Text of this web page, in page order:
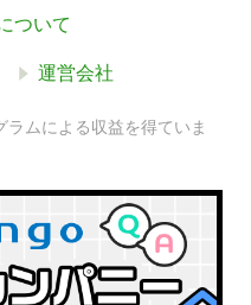
ついて
運営会社
ムによる収益を得ていま